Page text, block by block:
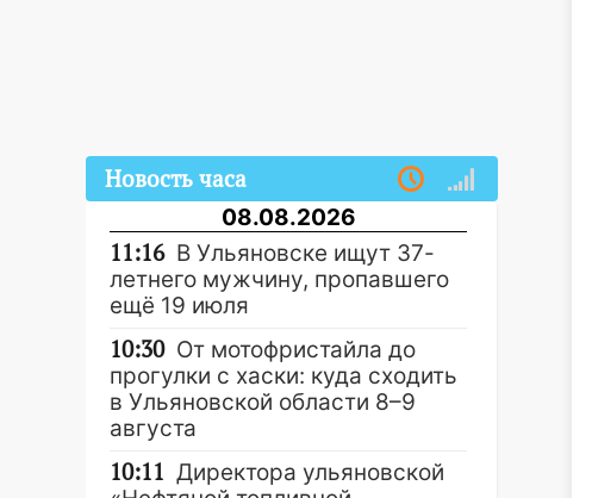
Новость часа
08.08.2026
11:16 В Ульяновске ищут 37-
летнего мужчину, пропавшего
ещё 19 июля
10:30 От мотофристайла до
прогулки с хаски: куда сходить
в Ульяновской области 8–9
августа
10:11 Директора ульяновской